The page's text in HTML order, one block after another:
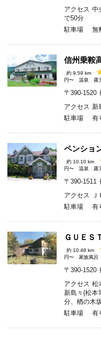
アクセス 中
で50分
駐車場
無
信州乗鞍
約 9.59 km
円〜
温泉 露
〒390-1520
アクセス 新
駐車場
有
ペンショ
約 10.10 km
円〜
温泉 露
〒390-1511
アクセス
駐車場
ＧＵＥ
約 10.48 km
円〜
家族風呂
〒390-1520
アクセス 松
新島々(松本
分、楢の木
駐車場
有